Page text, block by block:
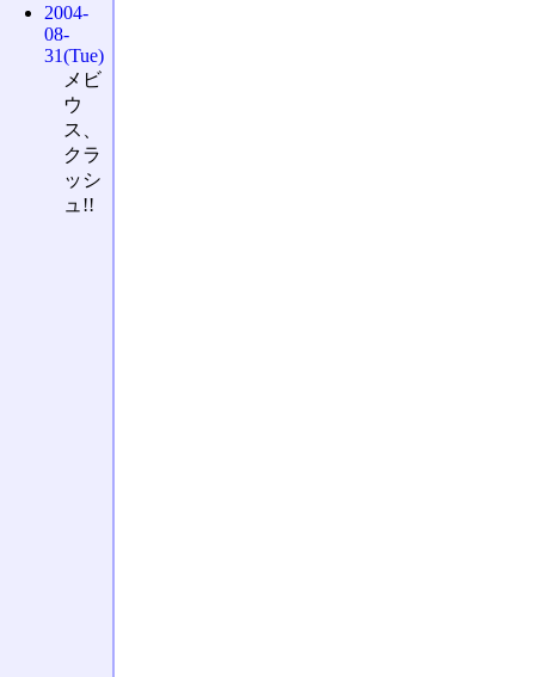
2004-
08-
31(Tue)
メビ
ウ
ス、
クラ
ッシ
ュ!!